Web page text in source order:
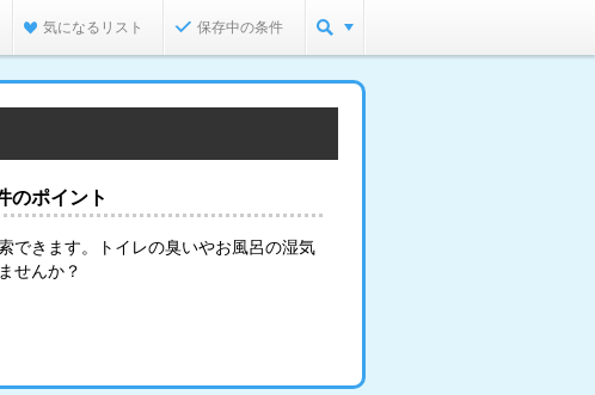
気になるリスト 保存中の条件
のポイント
できます。トイレの臭いやお風呂の湿気
せんか？